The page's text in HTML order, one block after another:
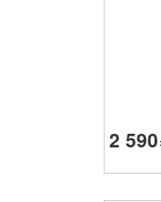
2 590